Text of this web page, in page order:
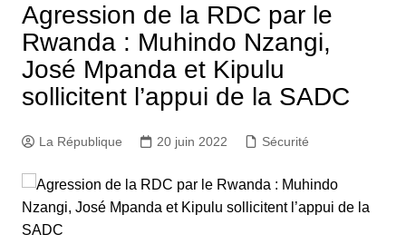
Agression de la RDC par le
Rwanda : Muhindo Nzangi,
José Mpanda et Kipulu
sollicitent l’appui de la SADC
La République 20 juin 2022 Sécurité